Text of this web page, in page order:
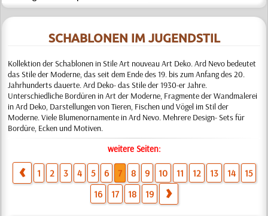
SCHABLONEN IM JUGENDSTIL
Kollektion der Schablonen in Stile Art nouveau Art Deko. Ard Nevo bedeutet
das Stile der Moderne, das seit dem Ende des 19. bis zum Anfang des 20.
Jahrhunderts dauerte. Ard Deko- das Stile der 1930-er Jahre.
Unterschiedliche Bordüren in Art der Moderne, Fragmente der Wandmalerei
in Ard Deko, Darstellungen von Tieren, Fischen und Vögel im Stil der
Moderne. Viele Blumenornamente in Ard Nevo. Mehrere Design- Sets für
Bordüre, Ecken und Motiven.
weitere Seiten:
1 2 3 4 5 6 7 8 9 10 11 12 13 14
15
16
17 18 19